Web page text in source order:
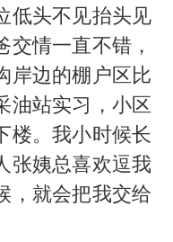
低头不见抬头见
情一直不错，
岸边的棚户区比
油站实习，小区
楼。我小时候长
张姨总喜欢逗我
，就会把我交给